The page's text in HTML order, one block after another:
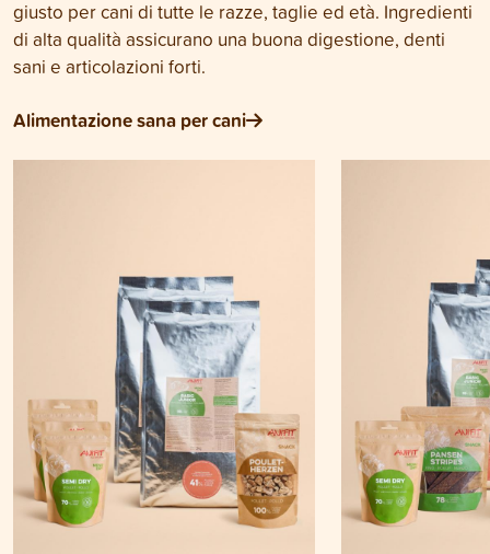
giusto per cani di tutte le razze, taglie ed età. Ingredienti
di alta qualità assicurano una buona digestione, denti
sani e articolazioni forti.
Alimentazione sana per cani